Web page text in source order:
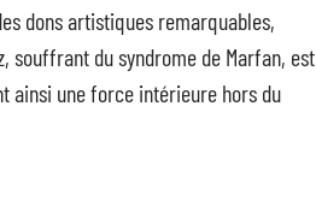
dons artistiques remarquables,
souffrant du syndrome de Marfan, est
ainsi une force intérieure hors du